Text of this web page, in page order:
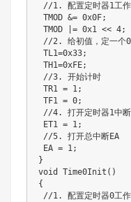
//1. 配置定时器1工作
TMOD &= 0x0F;
TMOD |= 0x1 << 4;
//2. 给初值，定一个
TL1=0x33;
TH1=0xFE;
//3. 开始计时
TR1 = 1;
TF1 = 0;
//4. 打开定时器1中断
ET1 = 1;
//5. 打开总中断EA
EA = 1;
}
void Time0Init()
{
//1. 配置定时器0工作